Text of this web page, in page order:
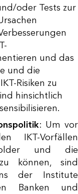
oder Tests zur
und das
und die
Risiken zu
hinsichtlich
: Um vor
IKT-Vorfällen
und die
können, sind
der Institute
Banken und